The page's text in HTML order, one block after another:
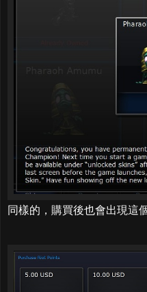
同樣的，購買後也會出現這